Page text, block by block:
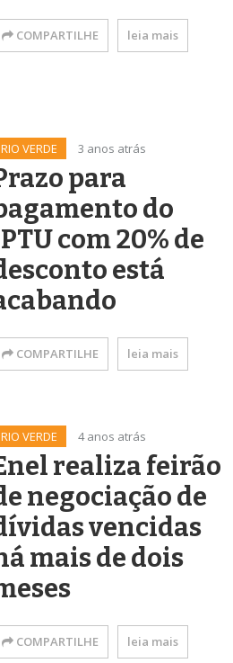
COMPARTILHE leia mais
RIO VERDE 3 anos atrás
para
do
com 20% de
está
COMPARTILHE leia mais
RIO VERDE 4 anos atrás
realiza feirão
negociação de
vencidas
mais de dois
COMPARTILHE leia mais